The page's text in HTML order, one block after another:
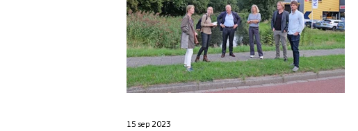
15 sep 2023